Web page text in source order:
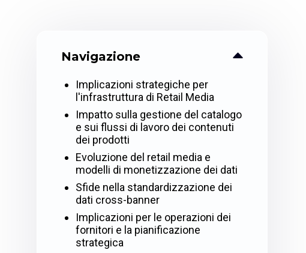
Navigazione
Implicazioni strategiche per
l'infrastruttura di Retail Media
Impatto sulla gestione del catalogo
e sui flussi di lavoro dei contenuti
dei prodotti
Evoluzione del retail media e
modelli di monetizzazione dei dati
Sfide nella standardizzazione dei
dati cross-banner
Implicazioni per le operazioni dei
fornitori e la pianificazione
strategica